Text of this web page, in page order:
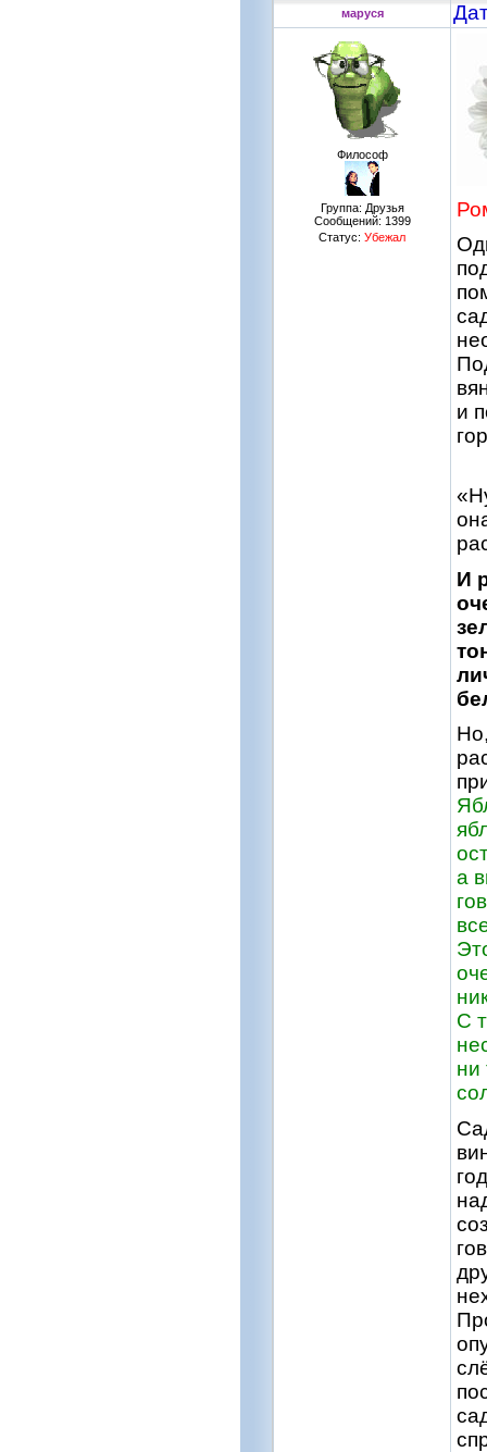
маруся
Философ
Группа: Друзья
Сообщений: 1399
Статус: Убежал
и
И
а
С
ни